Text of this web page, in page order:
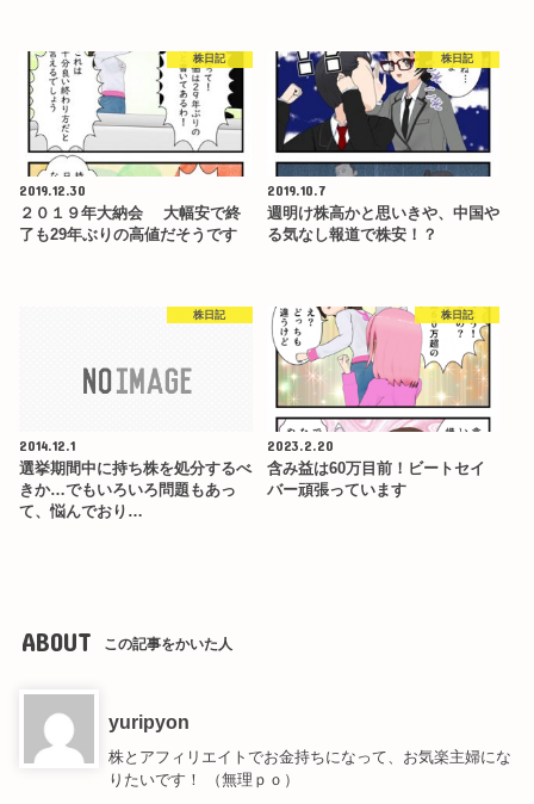
株日記
2019.12.30
２０１９年大納会 大幅安で終
了も29年ぶりの高値だそうです
株日記
2019.10.7
週明け株高かと思いきや、中国や
る気なし報道で株安！？
株日記
2014.12.1
選挙期間中に持ち株を処分するべ
きか…でもいろいろ問題もあっ
て、悩んでおり…
株日記
2023.2.20
含み益は60万目前！ビートセイ
バー頑張っています
ABOUT この記事をかいた人
yuripyon
株とアフィリエイトでお金持ちになって、お気楽主婦にな
りたいです！ （無理ｐｏ）